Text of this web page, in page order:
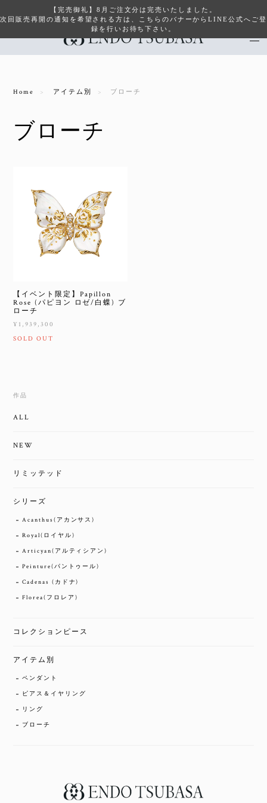
【完売御礼】8月ご注文分は完売いたしました。
次回販売再開の通知を希望される方は、こちらのバナーからLINE公式へご登
録を行いお待ち下さい。
Home アイテム別 ブローチ
ブローチ
【イベント限定】Papillon
Rose (パピヨン ロゼ/白蝶) ブ
ローチ
¥1,939,300
SOLD OUT
作品
ALL
NEW
リミッテッド
シリーズ
Acanthus(アカンサス)
Royal(ロイヤル)
Articyan(アルティシアン)
Peinture(パントゥール)
Cadenas (カドナ)
Florea(フロレア)
コレクションピース
アイテム別
ペンダント
ピアス＆イヤリング
リング
ブローチ